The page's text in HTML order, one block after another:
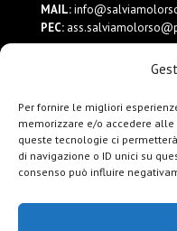
Per fornire le migliori
memorizzare e/o accedere
queste tecnologie ci
di navigazione o ID unici su
consenso può influire
MAIL:
PEC:
Privacy Policy